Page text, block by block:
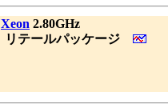
Xeon 2.80GHz
リテールパッケージ